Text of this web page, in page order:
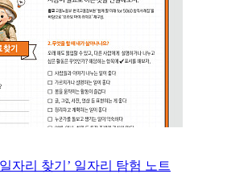
자리 찾기’ 일자리 탐험 노트